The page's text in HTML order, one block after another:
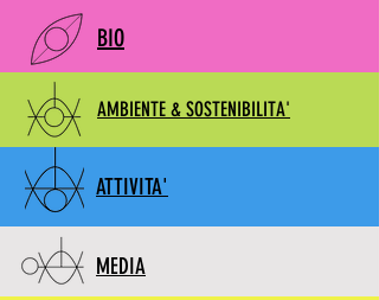
BIO
AMBIENTE & SOSTENIBILITA'
ATTIVITA'
MEDIA